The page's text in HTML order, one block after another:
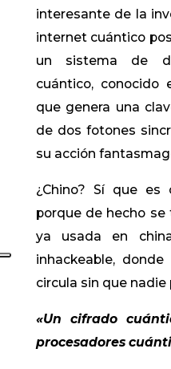
interesante de la
internet cuántico
un sistema de
cuántico, conocido
que genera una
de dos fotones
su acción
¿Chino? Sí que es
porque de hecho
ya usada en
inhackeable,
circula sin que nadie
«Un cifrado
procesadores